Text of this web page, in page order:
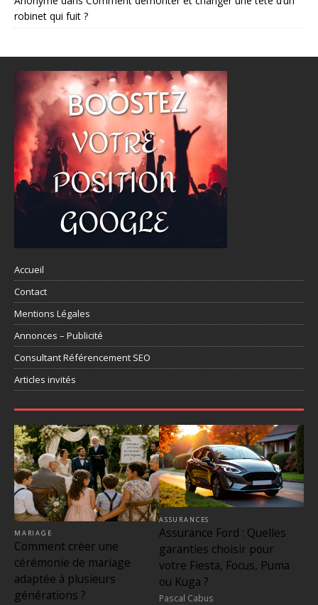
robinet qui fuit ?
Accueil
Contact
Mentions Légales
Annonces – Publicité
Consultant Référencement SEO
Articles invités
MARIAGE
Comment créer une
cérémonie de mariage
adaptée à plusieurs
générations ?
ASSURANCES
Assurance Ford : Quelles
garanties choisir pour
votre Fiesta, Focus, Puma
ou Kuga ?
Pascal Cabus